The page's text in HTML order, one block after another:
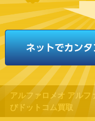
アルファロメオ アル
びドットコム買取